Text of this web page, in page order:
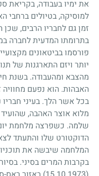
את ימיו בעבודה, בקריאת
למוסיקה, בטיולים ברחבי
זמן גם לחבריו הרבים,
בתרומתו המדעית לחברה
פורסמו בביטאונים
יותר ויזם התארגנות של
מהצבא ומהעבודה. בשנת
האבהות. הוא נפעם מחוויה
בכל אשר הלך. בעיני
מלוא אוצר האהבה,
שלמה. כשפרצה מלחמת
הדוקטורט שלו והתעתד
המלחמה שיבשה את
בקרבות המרים בסיני.